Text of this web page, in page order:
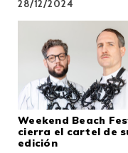
28/12/2024
Weekend Beach
cierra el cartel de
edición